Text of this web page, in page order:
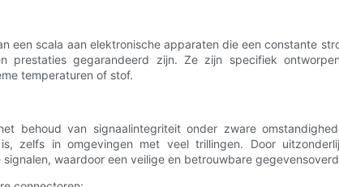
een scala aan elektronische apparaten die een constante
prestaties gegarandeerd zijn. Ze zijn specifiek
temperaturen of stof.
behoud van signaalintegriteit onder zware
zelfs in omgevingen met veel trillingen. Door
waardoor een veilige en betrouwbare